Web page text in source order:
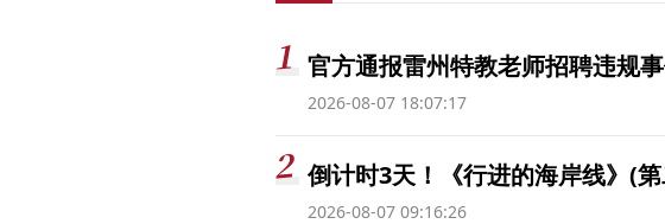
官方通报雷州特教老师招聘违规
2026-08-07 18:07:17
倒计时3天！《行进的海岸线》(
2026-08-07 09:16:26